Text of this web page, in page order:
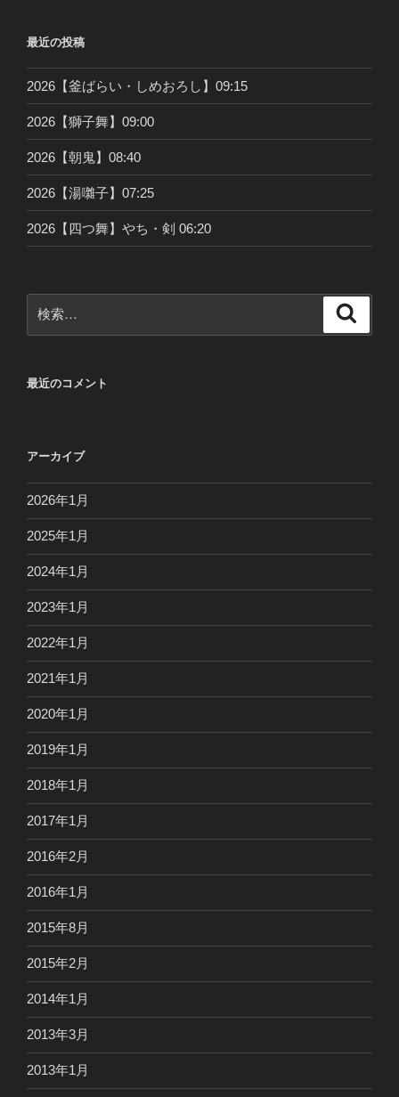
最近の投稿
2026【釜ばらい・しめおろし】09:15
2026【獅子舞】09:00
2026【朝鬼】08:40
2026【湯囃子】07:25
2026【四つ舞】やち・剣 06:20
索:
最近のコメント
アーカイブ
2026年1月
2025年1月
2024年1月
2023年1月
2022年1月
2021年1月
2020年1月
2019年1月
2018年1月
2017年1月
2016年2月
2016年1月
2015年8月
2015年2月
2014年1月
2013年3月
2013年1月